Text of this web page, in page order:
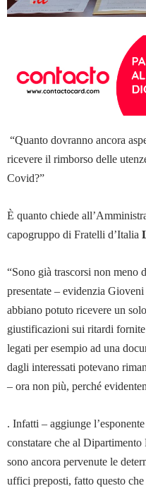
“Quanto dovranno ancora
ricevere il rimborso delle
Covid?”
È quanto chiede
capogruppo di Fratelli d’Italia
“Sono già trascorsi non meno
presentate – evidenzia
abbiano potuto ricevere un
giustificazioni sui ritardi fornite
legati per esempio ad una
dagli interessati potevano
– ora non più, perché
. Infatti – aggiunge
constatare che al
sono ancora pervenute le
uffici preposti, fatto questo